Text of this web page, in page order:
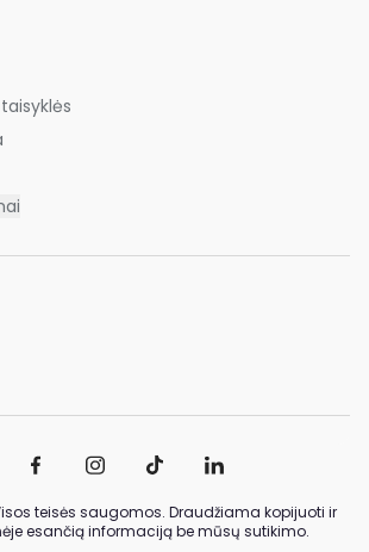
teisės saugomos. Draudžiama kopijuoti ir
esančią informaciją be mūsų sutikimo.